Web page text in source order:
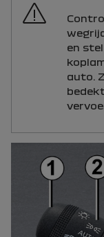
en
auto.